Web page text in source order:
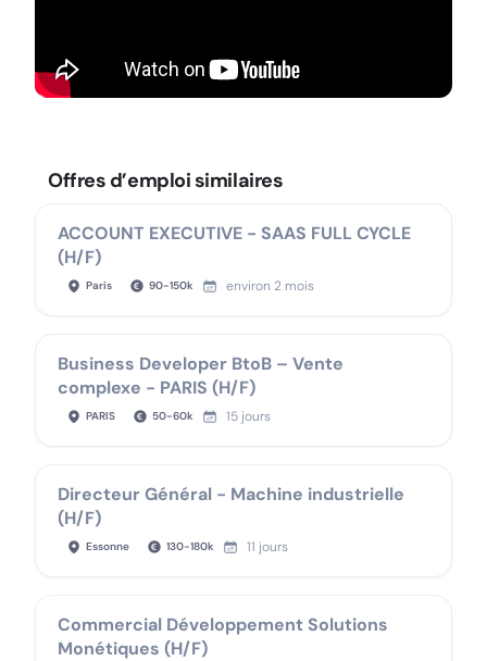
Offres d’emploi similaires
ACCOUNT EXECUTIVE - SAAS FULL CYCLE
(H/F)
Paris 90-150k environ 2 mois
Business Developer BtoB – Vente
complexe - PARIS (H/F)
PARIS 50-60k 15 jours
Directeur Général - Machine industrielle
(H/F)
Essonne 130-180k 11 jours
Commercial Développement Solutions
Monétiques (H/F)